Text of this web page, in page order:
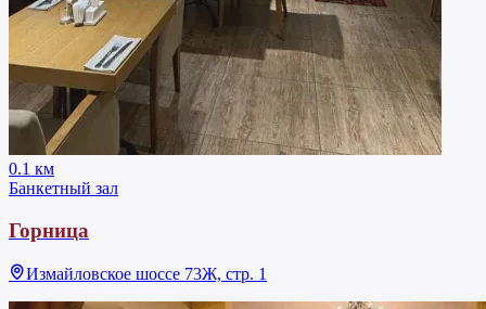
0.1 км
Банкетный зал
Горница
Измайловское шоссе 73Ж, стр. 1